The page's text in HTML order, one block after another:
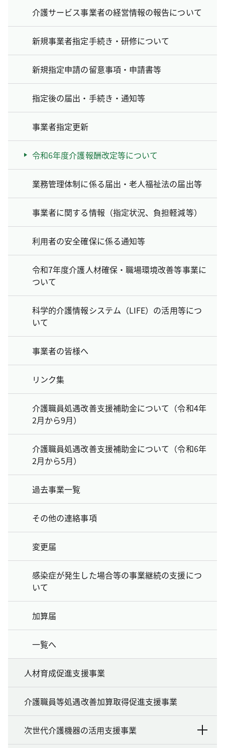
介護サービス事業者の経営情報の報告について
新規事業者指定手続き・研修について
新規指定申請の留意事項・申請書等
指定後の届出・手続き・通知等
事業者指定更新
令和6年度介護報酬改定等について
業務管理体制に係る届出・老人福祉法の届出等
事業者に関する情報（指定状況、負担軽減等）
利用者の安全確保に係る通知等
令和7年度介護人材確保・職場環境改善等事業に
ついて
科学的介護情報システム（LIFE）の活用等につ
いて
事業者の皆様へ
リンク集
介護職員処遇改善支援補助金について（令和4年
2月から9月）
介護職員処遇改善支援補助金について（令和6年
2月から5月）
過去事業一覧
その他の連絡事項
変更届
感染症が発生した場合等の事業継続の支援につ
いて
加算届
一覧へ
人材育成促進支援事業
介護職員等処遇改善加算取得促進支援事業
次世代介護機器の活用支援事業